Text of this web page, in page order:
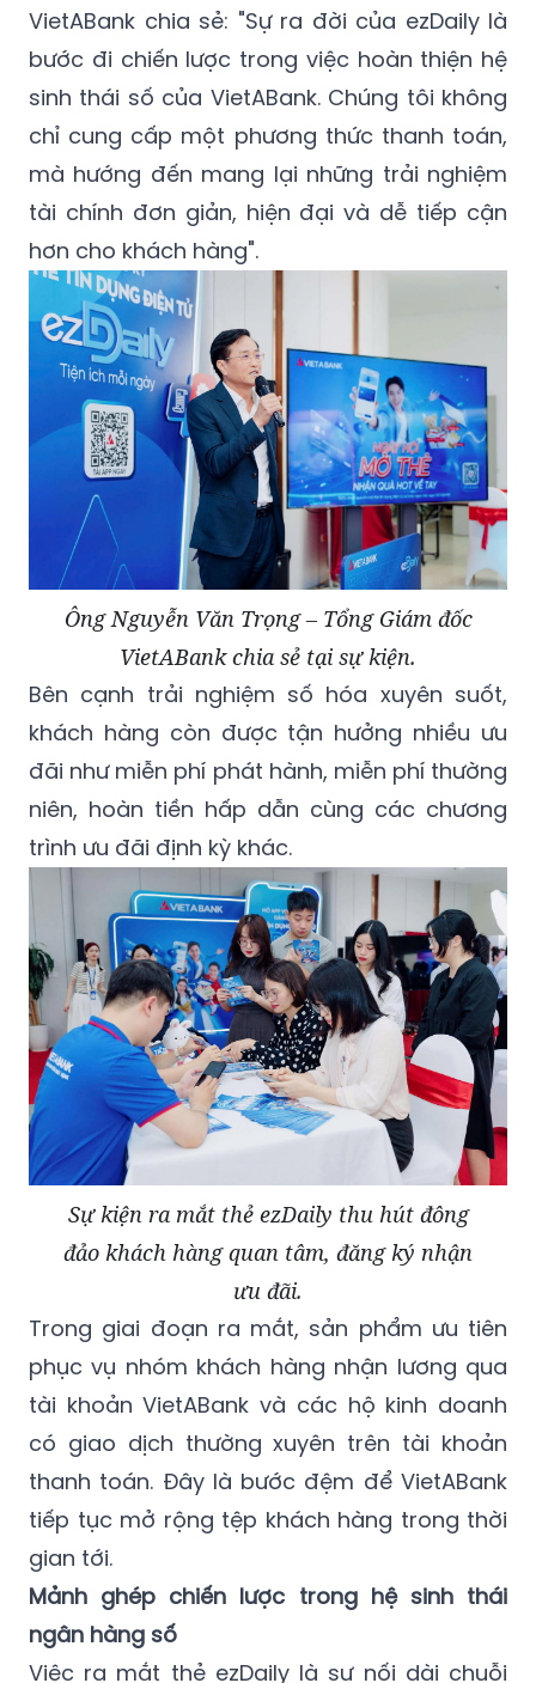
VietABank chia sẻ: "Sự ra đời của ezDaily là
bước đi chiến lược trong việc hoàn thiện hệ
sinh thái số của VietABank. Chúng tôi không
chỉ cung cấp một phương thức thanh toán,
mà hướng đến mang lại những trải nghiệm
tài chính đơn giản, hiện đại và dễ tiếp cận
hơn cho khách hàng".
Ông Nguyễn Văn Trọng – Tổng Giám đốc
VietABank chia sẻ tại sự kiện.
Bên cạnh trải nghiệm số hóa xuyên suốt,
khách hàng còn được tận hưởng nhiều ưu
đãi như miễn phí phát hành, miễn phí thường
niên, hoàn tiền hấp dẫn cùng các chương
trình ưu đãi định kỳ khác.
Sự kiện ra mắt thẻ ezDaily thu hút đông
đảo khách hàng quan tâm, đăng ký nhận
ưu đãi.
Trong giai đoạn ra mắt, sản phẩm ưu tiên
phục vụ nhóm khách hàng nhận lương qua
tài khoản VietABank và các hộ kinh doanh
có giao dịch thường xuyên trên tài khoản
thanh toán. Đây là bước đệm để VietABank
tiếp tục mở rộng tệp khách hàng trong thời
gian tới.
Mảnh ghép chiến lược trong hệ sinh thái
ngân hàng số
Việc ra mắt thẻ ezDaily là sự nối dài chuỗi